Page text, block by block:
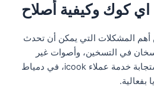
كوك وكيفية أصلاح
أهم المشكلات التي يمكن أن تحدث
في التسخين، وأصوات غير
مألوفة أثناء التشغيل. تعد استجابة خدمة عملاء icook، في دمياط
بفعالية.